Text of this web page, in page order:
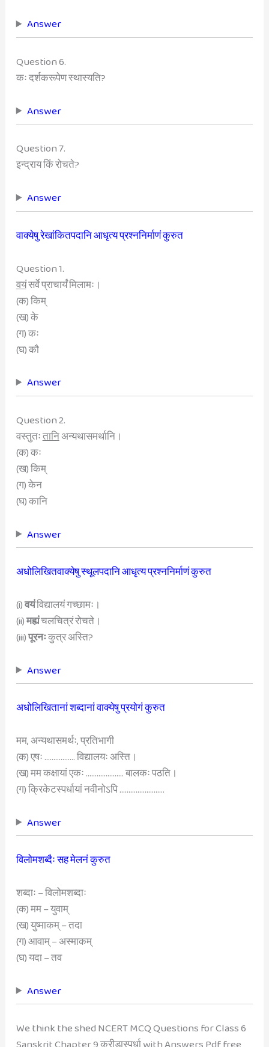
Answer
Question 6.
कः दर्शकरूपेण स्थास्यति?
Answer
Question 7.
इन्द्राय किं रोचते?
Answer
वाक्येषु रेखांकितपदानि आधृत्य प्रश्ननिर्माणं कुरुत
Question 1.
वयंसर्वे प्राचार्यं मिलामः।
(क) किम्
(ख) के
(ग) कः
(घ) कौ
Answer
Question 2.
वस्तुतःतानिअन्यथासमर्थानि।
(क) कः
(ख) किम्
(ग) केन
(घ) कानि
Answer
अधोलिखितवाक्येषु स्थूलपदानि आधृत्य प्रश्ननिर्माणं कुरुत
(i)वयंविद्यालयं गच्छामः।
(ii)मह्यंचलचित्रं रोचते।
(iii)पूरनःकुत्र अस्ति?
Answer
अधोलिखितानां शब्दानां वाक्येषु प्रयोगं कुरुत
मम, अन्यथासमर्थः, प्रतिभागी
(क) एषः …………….. विद्यालयः अस्ति।
(ख) मम कक्षायां एकः ………………… बालकः पठति।
(ग) क्रिकेटस्पर्धायां नवीनोऽपि …………………….
Answer
विलोमशब्दैः सह मेलनं कुरुत
शब्दाः – विलोमशब्दाः
(क) मम – युवाम्
(ख) युष्माकम् – तदा
(ग) आवाम् – अस्माकम्
(घ) यदा – तव
Answer
We think the shed NCERT MCQ Questions for Class 6